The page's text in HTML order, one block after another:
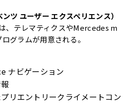
ツ ユーザー エクスペリエンス）
、テレマティクスやMercedes m
グラムが用意される。
ナビゲーション
リエントリークライメートコン